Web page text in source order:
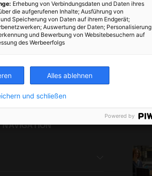
NAVIGATION
Erhebung von Verbindungsdaten und Daten ihres
die aufgerufenen Inhalte; Ausführung von
Speicherung von Daten auf ihrem Endgerät;
Auswertung der Daten; Personalisierung
und Bewerbung von Websitebesuchern auf
des Werbeerfolgs
Alles ablehnen
und schließen
Powered by